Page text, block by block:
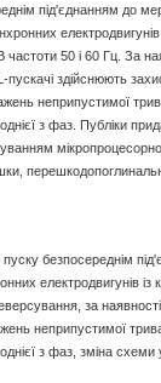
під'єднанням до
електродвигунів
частоти 50 і 60 Гц. За
здійснюють
неприпустимої
з фаз. Публіки
пуску безпосереднім
електродвигунів із
за
неприпустимої
з фаз, зміна схеми